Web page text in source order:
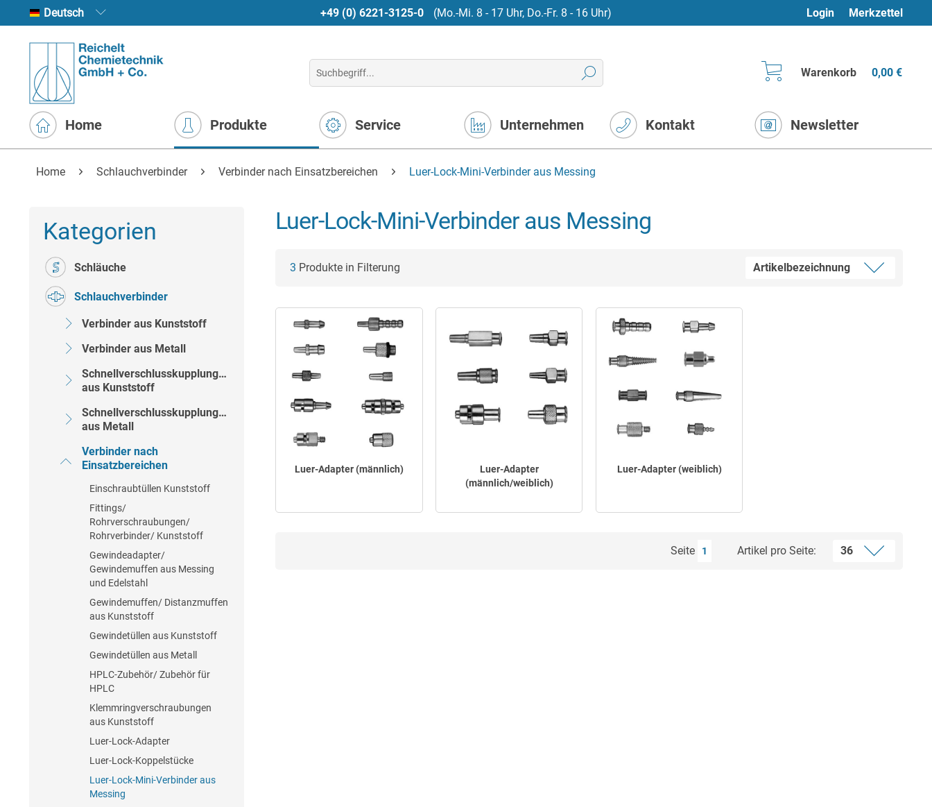
Deutsch +49 (0) 6221-3125-0 (Mo.-Mi. 8 - 17 Uhr, Do.-Fr. 8 - 16 Uhr) Login Merkzettel
Warenkorb 0,00 €
Home Produkte Service Unternehmen Kontakt Newsletter
Home Schlauchverbinder Verbinder nach Einsatzbereichen Luer-Lock-Mini-Verbinder aus Messing
Kategorien
Schläuche
Schlauchverbinder
Verbinder aus Kunststoff
Verbinder aus Metall
Schnellverschlusskupplungen
aus Kunststoff
Schnellverschlusskupplungen
aus Metall
Verbinder nach
Einsatzbereichen
Einschraubtüllen Kunststoff
Fittings/
Rohrverschraubungen/
Rohrverbinder/ Kunststoff
Gewindeadapter/
Gewindemuffen aus Messing
und Edelstahl
Gewindemuffen/ Distanzmuffen
aus Kunststoff
Gewindetüllen aus Kunststoff
Gewindetüllen aus Metall
HPLC-Zubehör/ Zubehör für
HPLC
Klemmringverschraubungen
aus Kunststoff
Luer-Lock-Adapter
Luer-Lock-Koppelstücke
Luer-Lock-Mini-Verbinder aus
Messing
Luer-Lock-Mini-Verbinder aus Messing
3 Produkte in Filterung
Luer-Adapter (männlich)
Luer-Adapter
(männlich/weiblich)
Luer-Adapter (weiblich)
Seite 1 Artikel pro Seite: